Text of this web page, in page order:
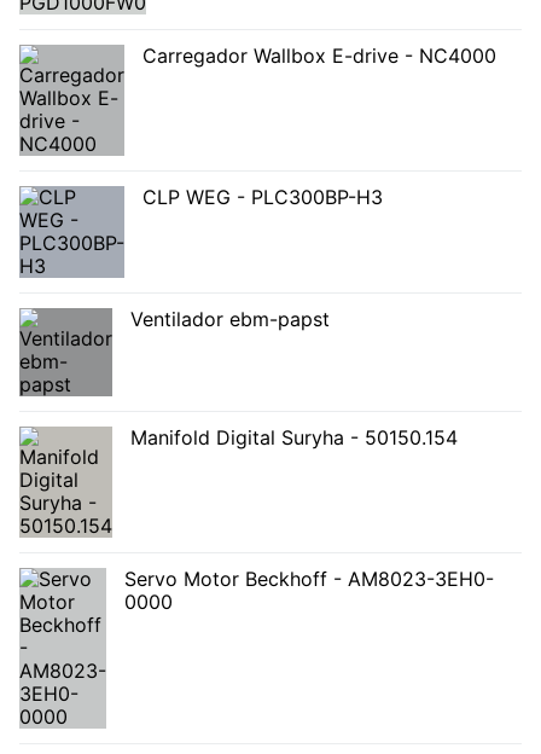
Carregador Wallbox E-drive - NC4000
CLP WEG - PLC300BP-H3
Ventilador ebm-papst
Manifold Digital Suryha - 50150.154
Servo Motor Beckhoff - AM8023-3EH0-
0000